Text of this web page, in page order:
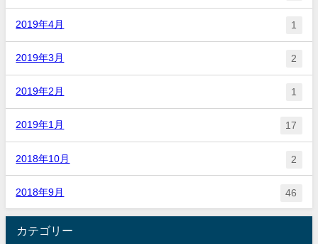
2019年4月 1
2019年3月 2
2019年2月 1
2019年1月 17
2018年10月 2
2018年9月 46
カテゴリー